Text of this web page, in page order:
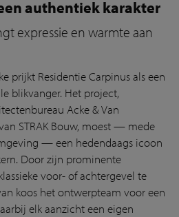
authentiek karakter
expressie en warmte aan
prijkt Residentie Carpinus als een
blikvanger. Het project,
Acke & Van
STRAK Bouw, moest — mede
— een hedendaags icoon
Door zijn prominente
voor- of achtergevel te
koos het ontwerpteam voor een
elk aanzicht een eigen